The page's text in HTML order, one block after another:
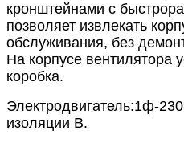
кронштейнами с
позволяет извлекать
обслуживания, без
На корпусе вентилятора
коробка.
Электродвигатель:1ф-
изоляции В.